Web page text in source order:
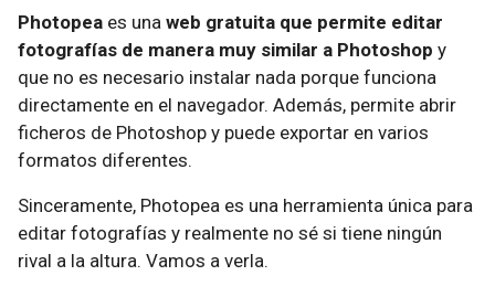
Photopea es una web gratuita que permite editar
fotografías de manera muy similar a Photoshop y
que no es necesario instalar nada porque funciona
directamente en el navegador. Además, permite abrir
ficheros de Photoshop y puede exportar en varios
formatos diferentes.
Sinceramente, Photopea es una herramienta única para
editar fotografías y realmente no sé si tiene ningún
rival a la altura. Vamos a verla.